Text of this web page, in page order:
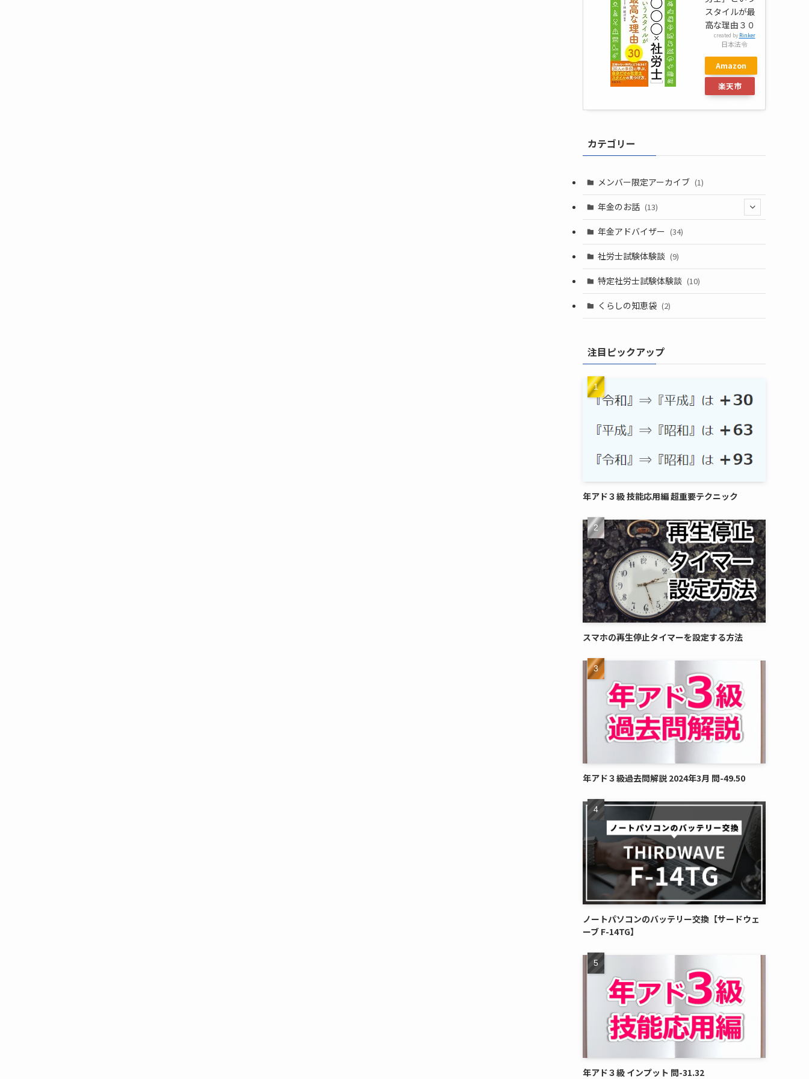
スタイルが最
高な理由３０
created by Rinker
日本法令
Amazon
楽天市
カテゴリー
メンバー限定アーカイブ (1)
年金のお話 (13)
(1)
(1)
(1)
(2)
(4)
年金アドバイザー (34)
社労士試験体験談 (9)
特定社労士試験体験談 (10)
くらしの知恵袋 (2)
注目ピックアップ
年アド３級 技能応用編 超重要テクニック
スマホの再生停止タイマーを設定する方法
年アド３級過去問解説 2024年3月 問-49.50
ノートパソコンのバッテリー交換【サードウェ
ーブ F-14TG】
年アド３級 インプット 問-31.32